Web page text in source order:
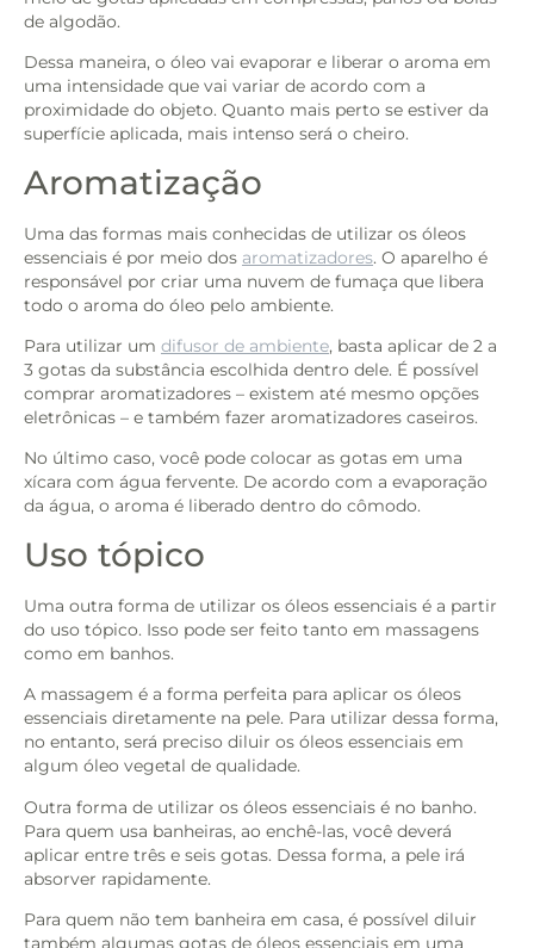
de algodão.
Dessa maneira, o óleo vai evaporar e liberar o aroma em
uma intensidade que vai variar de acordo com a
proximidade do objeto. Quanto mais perto se estiver da
superfície aplicada, mais intenso será o cheiro.
Aromatização
Uma das formas mais conhecidas de utilizar os óleos
essenciais é por meio dos aromatizadores. O aparelho é
responsável por criar uma nuvem de fumaça que libera
todo o aroma do óleo pelo ambiente.
Para utilizar um difusor de ambiente, basta aplicar de 2 a
3 gotas da substância escolhida dentro dele. É possível
comprar aromatizadores – existem até mesmo opções
eletrônicas – e também fazer aromatizadores caseiros.
No último caso, você pode colocar as gotas em uma
xícara com água fervente. De acordo com a evaporação
da água, o aroma é liberado dentro do cômodo.
Uso tópico
Uma outra forma de utilizar os óleos essenciais é a partir
do uso tópico. Isso pode ser feito tanto em massagens
como em banhos.
A massagem é a forma perfeita para aplicar os óleos
essenciais diretamente na pele. Para utilizar dessa forma,
no entanto, será preciso diluir os óleos essenciais em
algum óleo vegetal de qualidade.
Outra forma de utilizar os óleos essenciais é no banho.
Para quem usa banheiras, ao enchê-las, você deverá
aplicar entre três e seis gotas. Dessa forma, a pele irá
absorver rapidamente.
Para quem não tem banheira em casa, é possível diluir
também algumas gotas de óleos essenciais em uma